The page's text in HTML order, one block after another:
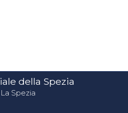
della Spezia
Spezia